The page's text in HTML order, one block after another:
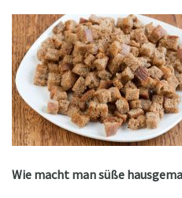
Wie macht man süße